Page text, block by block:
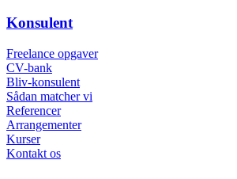
Konsulent
Freelance opgaver
CV-bank
Bliv-konsulent
Sådan matcher vi
Referencer
Arrangementer
Kurser
Kontakt os